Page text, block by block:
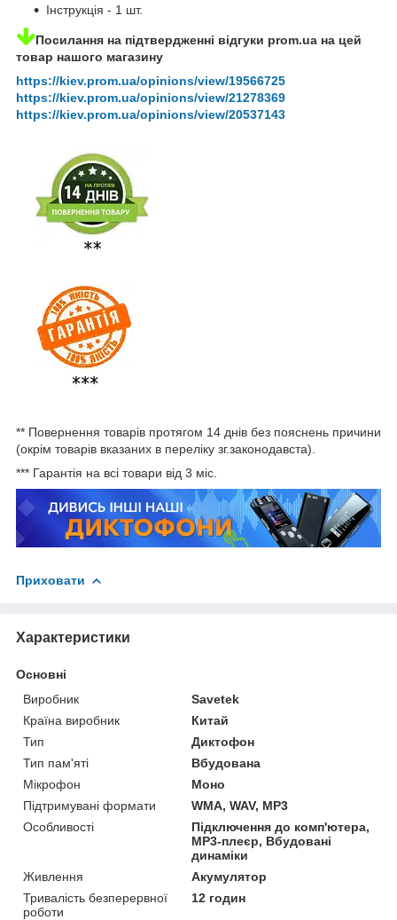
Інструкція - 1 шт.
Посилання на підтвердженні відгуки prom.ua на цей
товар нашого магазину
https://kiev.prom.ua/opinions/view/19566725
https://kiev.prom.ua/opinions/view/21278369
https://kiev.prom.ua/opinions/view/20537143
** Повернення товарів протягом 14 днів без пояснень причини
(окрім товарів вказаних в переліку зг.законодавста).
*** Гарантія на всі товари від 3 міс.
Приховати
Характеристики
Основні
Виробник
Savetek
Країна виробник
Китай
Тип
Диктофон
Тип пам'яті
Вбудована
Мікрофон
Моно
Підтримувані формати
WMA, WAV, MP3
Особливості
Підключення до комп'ютера,
MP3-плеєр, Вбудовані
динаміки
Живлення
Акумулятор
Тривалість безперервної
роботи
12 годин